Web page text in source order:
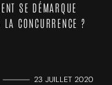
SE DÉMARQUE
CONCURRENCE ?
————— 23 JUILLET 2020